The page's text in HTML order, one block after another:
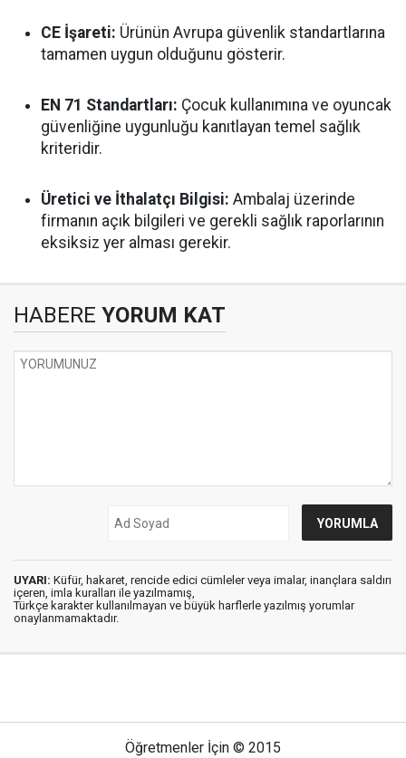
CE İşareti: Ürünün Avrupa güvenlik standartlarına
tamamen uygun olduğunu gösterir.
EN 71 Standartları: Çocuk kullanımına ve oyuncak
güvenliğine uygunluğu kanıtlayan temel sağlık
kriteridir.
Üretici ve İthalatçı Bilgisi: Ambalaj üzerinde
firmanın açık bilgileri ve gerekli sağlık raporlarının
eksiksiz yer alması gerekir.
HABERE YORUM KAT
UYARI: Küfür, hakaret, rencide edici cümleler veya imalar, inançlara saldırı
içeren, imla kuralları ile yazılmamış,
Türkçe karakter kullanılmayan ve büyük harflerle yazılmış yorumlar
onaylanmamaktadır.
Öğretmenler İçin © 2015